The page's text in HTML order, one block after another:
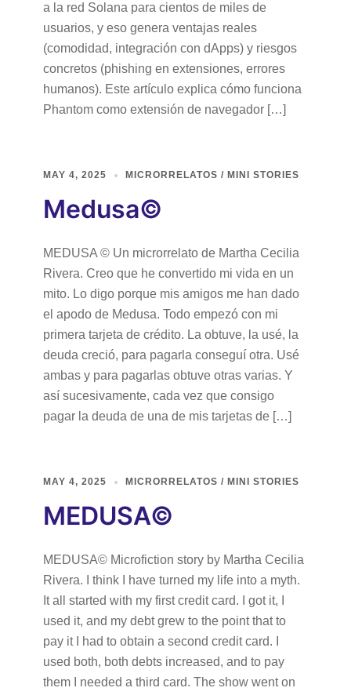
a la red Solana para cientos de miles de
usuarios, y eso genera ventajas reales
(comodidad, integración con dApps) y riesgos
concretos (phishing en extensiones, errores
humanos). Este artículo explica cómo funciona
Phantom como extensión de navegador […]
MAY 4, 2025 MICRORRELATOS / MINI STORIES
Medusa©
MEDUSA © Un microrrelato de Martha Cecilia
Rivera. Creo que he convertido mi vida en un
mito. Lo digo porque mis amigos me han dado
el apodo de Medusa. Todo empezó con mi
primera tarjeta de crédito. La obtuve, la usé, la
deuda creció, para pagarla conseguí otra. Usé
ambas y para pagarlas obtuve otras varias. Y
así sucesivamente, cada vez que consigo
pagar la deuda de una de mis tarjetas de […]
MAY 4, 2025 MICRORRELATOS / MINI STORIES
MEDUSA©
MEDUSA© Microfiction story by Martha Cecilia
Rivera. I think I have turned my life into a myth.
It all started with my first credit card. I got it, I
used it, and my debt grew to the point that to
pay it I had to obtain a second credit card. I
used both, both debts increased, and to pay
them I needed a third card. The show went on